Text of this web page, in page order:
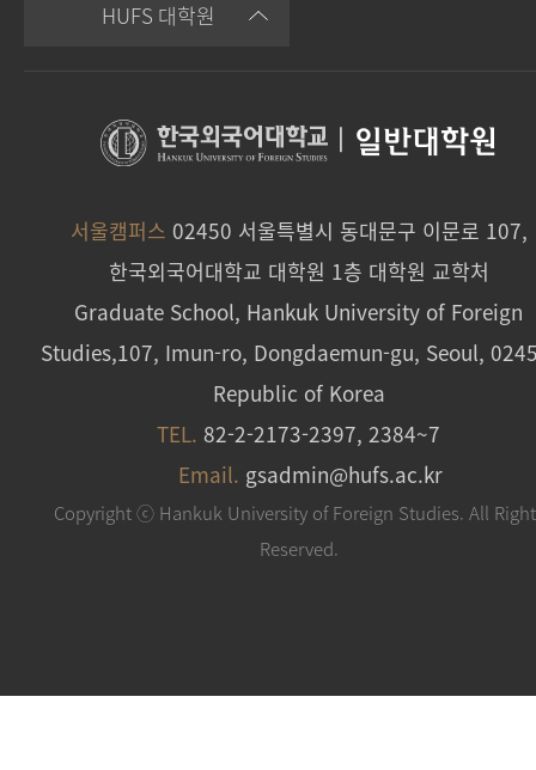
HUFS 대학원
일반대학원
서울캠퍼스 02450 서울특별시 동대문구 이문로 107,
한국외국어대학교 대학원 1층 대학원 교학처
Graduate School, Hankuk University of Foreign
Studies,107, Imun-ro, Dongdaemun-gu, Seoul,
Republic of Korea
TEL. 82-2-2173-2397, 2384~7
Email. gsadmin@hufs.ac.kr
Copyright ⓒ Hankuk University of Foreign Studies. All
Reserved.